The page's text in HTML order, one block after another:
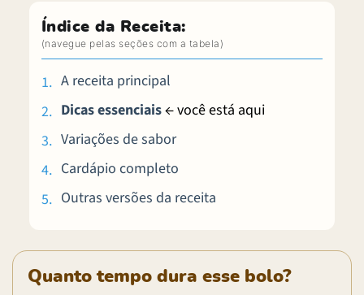
Índice da Receita:
A receita principal
Dicas essenciais← você está aqui
Variações de sabor
Cardápio completo
Outras versões da receita
Quanto tempo dura esse bolo?